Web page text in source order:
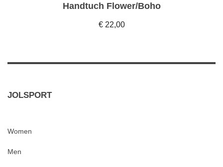
Handtuch Flower/Boho
€ 22,00
JOLSPORT
Women
Men